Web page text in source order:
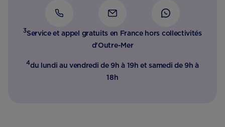
3Service et appel gratuits en France hors collectivités
d'Outre-Mer​
4du lundi au vendredi de 9h à 19h et samedi de 9h à
18h